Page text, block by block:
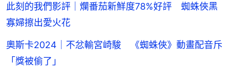
此刻的我們影評｜爛番茄新鮮度78%好評 蜘蛛俠黑
寡婦擦出愛火花
奧斯卡2024｜不忿輸宮崎駿 《蜘蛛俠》動畫配音斥
「獎被偷了」